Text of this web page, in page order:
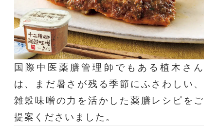
国際中医薬膳管理師でもある植木さん
は、まだ暑さが残る季節にふさわしい、
雑穀味噌の力を活かした薬膳レシピをご
提案くださいました。